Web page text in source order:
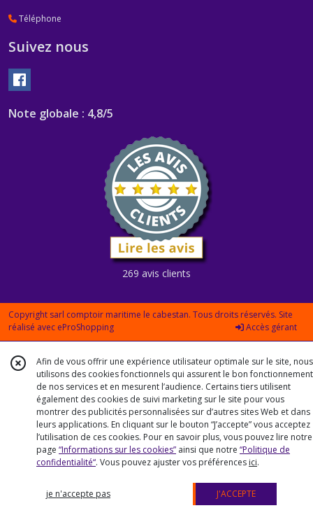
Téléphone
Suivez nous
Note globale : 4,8/5
269 avis clients
Copyright sarl comptoir maritime le cabestan. Tous droits réservés. Site
réalisé avec eProShopping Accès gérant
Afin de vous offrir une expérience utilisateur optimale sur le site, nous
utilisons des cookies fonctionnels qui assurent le bon fonctionnement
de nos services et en mesurent l’audience. Certains tiers utilisent
également des cookies de suivi marketing sur le site pour vous
montrer des publicités personnalisées sur d’autres sites Web et dans
leurs applications. En cliquant sur le bouton “J’accepte” vous acceptez
l’utilisation de ces cookies. Pour en savoir plus, vous pouvez lire notre
page “Informations sur les cookies” ainsi que notre “Politique de
confidentialité“. Vous pouvez ajuster vos préférences ici.
je n'accepte pas J'ACCEPTE